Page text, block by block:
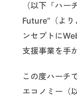
（以下「ハ
Future”（よ
ンセプトに
支援事業を手
この度ハーチ
エコノミー（